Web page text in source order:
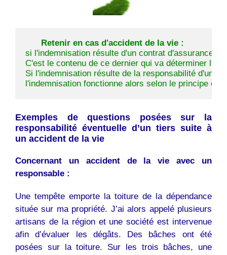
Retenir en cas d'accident de la vie :
si l'indemnisation résulte d'un contrat d'assurance
C'est le contenu de ce dernier qui va déterminer
Si l'indemnisation résulte de la responsabilité d'un
l'indemnisation fonctionne alors selon le principe de
Exemples de questions posées sur la
responsabilité éventuelle d’un tiers suite à
un accident de la vie
Concernant un accident de la vie avec un
responsable :
Une tempête emporte la toiture de la dépendance
située sur ma propriété. J’ai alors appelé plusieurs
artisans de la région et une société est intervenue
afin d’évaluer les dégâts. Des bâches ont été
posées sur la toiture. Sur les trois bâches, une